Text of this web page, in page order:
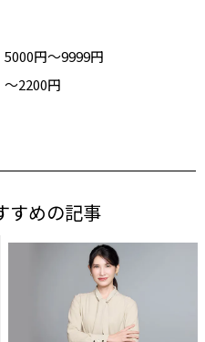
5000円～9999円
～2200円
すめの記事